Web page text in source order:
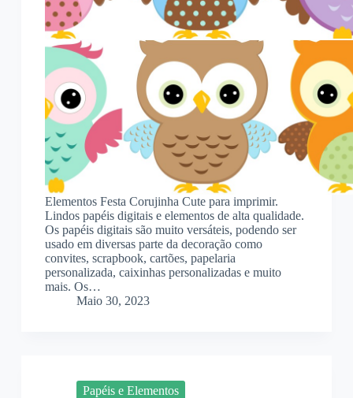
Elementos Festa Corujinha Cute para imprimir.
Lindos papéis digitais e elementos de alta qualidade.
Os papéis digitais são muito versáteis, podendo ser
usado em diversas parte da decoração como
convites, scrapbook, cartões, papelaria
personalizada, caixinhas personalizadas e muito
mais. Os…
Maio 30, 2023
Papéis e Elementos